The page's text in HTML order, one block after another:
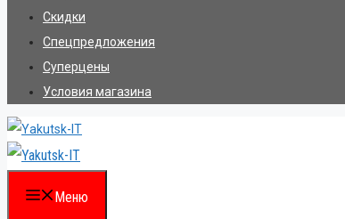
Скидки
Спецпредложения
Суперцены
Условия магазина
Меню